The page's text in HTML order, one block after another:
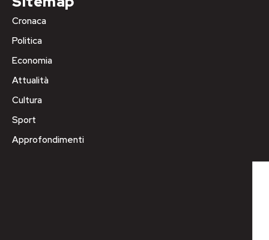
Cronaca
Politica
Economia
Attualità
Cultura
Sport
Approfondimenti